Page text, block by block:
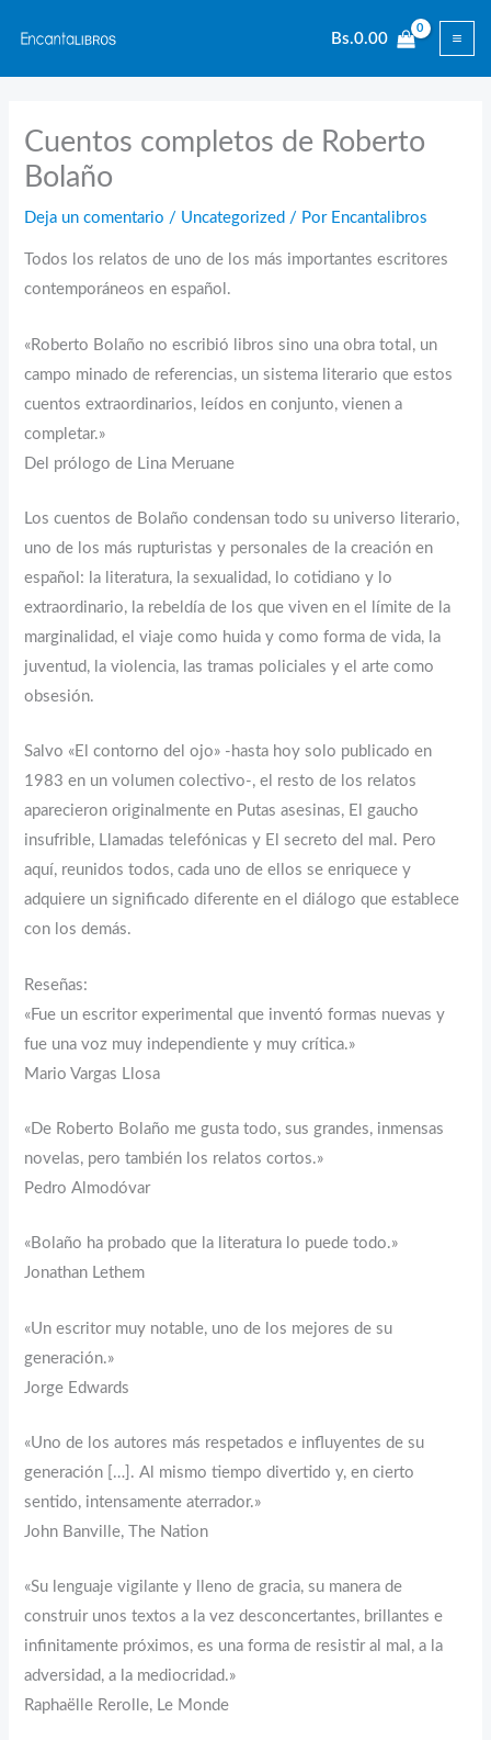
contenido
Bs.0.00
Cuentos completos de Roberto
Bolaño
Deja un comentario / Uncategorized / Por Encantalibros
Todos los relatos de uno de los más importantes escritores
contemporáneos en español.
«Roberto Bolaño no escribió libros sino una obra total, un
campo minado de referencias, un sistema literario que estos
cuentos extraordinarios, leídos en conjunto, vienen a
completar.»
Del prólogo de Lina Meruane
Los cuentos de Bolaño condensan todo su universo literario,
uno de los más rupturistas y personales de la creación en
español: la literatura, la sexualidad, lo cotidiano y lo
extraordinario, la rebeldía de los que viven en el límite de la
marginalidad, el viaje como huida y como forma de vida, la
juventud, la violencia, las tramas policiales y el arte como
obsesión.
Salvo «El contorno del ojo» -hasta hoy solo publicado en
1983 en un volumen colectivo-, el resto de los relatos
aparecieron originalmente en Putas asesinas, El gaucho
insufrible, Llamadas telefónicas y El secreto del mal. Pero
aquí, reunidos todos, cada uno de ellos se enriquece y
adquiere un significado diferente en el diálogo que establece
con los demás.
Reseñas:
«Fue un escritor experimental que inventó formas nuevas y
fue una voz muy independiente y muy crítica.»
Mario Vargas Llosa
«De Roberto Bolaño me gusta todo, sus grandes, inmensas
novelas, pero también los relatos cortos.»
Pedro Almodóvar
«Bolaño ha probado que la literatura lo puede todo.»
Jonathan Lethem
«Un escritor muy notable, uno de los mejores de su
generación.»
Jorge Edwards
«Uno de los autores más respetados e influyentes de su
generación […]. Al mismo tiempo divertido y, en cierto
sentido, intensamente aterrador.»
John Banville, The Nation
«Su lenguaje vigilante y lleno de gracia, su manera de
construir unos textos a la vez desconcertantes, brillantes e
infinitamente próximos, es una forma de resistir al mal, a la
adversidad, a la mediocridad.»
Raphaëlle Rerolle, Le Monde